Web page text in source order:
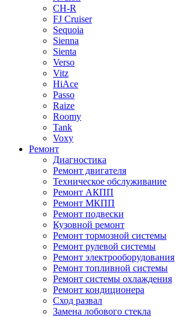
CH-R
FJ Cruiser
Sequoia
Sienna
Sienta
Verso
Vitz
HiAce
Passo
Raize
Roomy
Tank
Voxy
Ремонт
Диагностика
Ремонт двигателя
Техническое обслуживание
Ремонт АКПП
Ремонт МКПП
Ремонт подвески
Кузовной ремонт
Ремонт тормозной системы
Ремонт рулевой системы
Ремонт электрооборудования
Ремонт топливной системы
Ремонт системы охлаждения
Ремонт кондиционера
Сход развал
Замена лобового стекла